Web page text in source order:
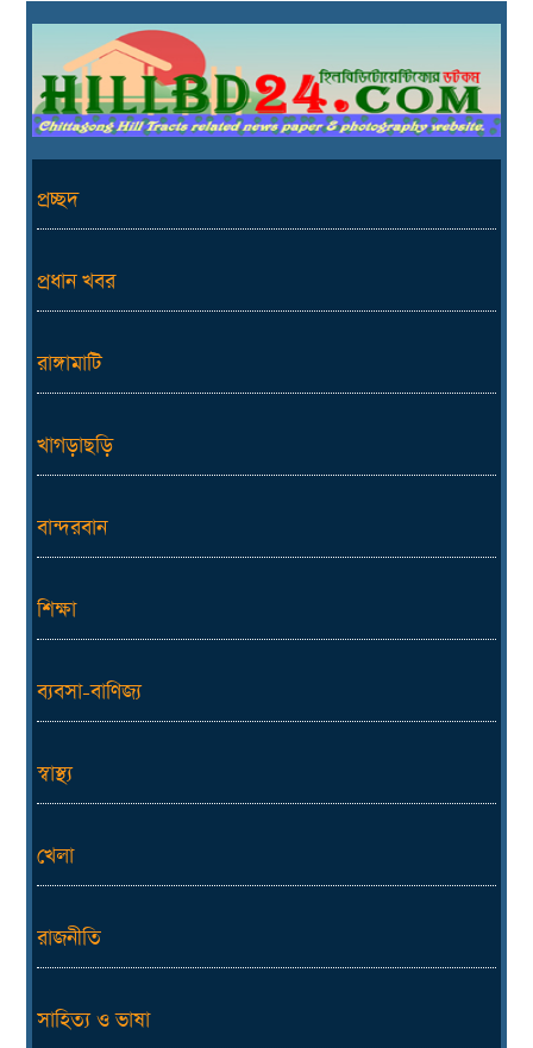
প্রচ্ছদ
প্রধান খবর
রাঙ্গামাটি
খাগড়াছড়ি
বান্দরবান
শিক্ষা
ব্যবসা-বাণিজ্য
স্বাস্থ্য
খেলা
রাজনীতি
সাহিত্য ও ভাষা